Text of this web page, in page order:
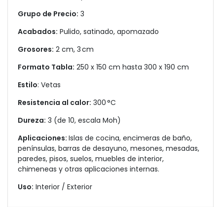
Grupo de Precio: 3
Acabados: Pulido, satinado, apomazado
Grosores: 2 cm, 3 cm
Formato Tabla: 250 x 150 cm hasta 300 x 190 cm
Estilo: Vetas
Resistencia al calor: 300 °C
Dureza: 3 (de 10, escala Moh)
Aplicaciones: Islas de cocina, encimeras de baño,
penínsulas, barras de desayuno, mesones, mesadas,
paredes, pisos, suelos, muebles de interior,
chimeneas y otras aplicaciones internas.
Uso: Interior / Exterior